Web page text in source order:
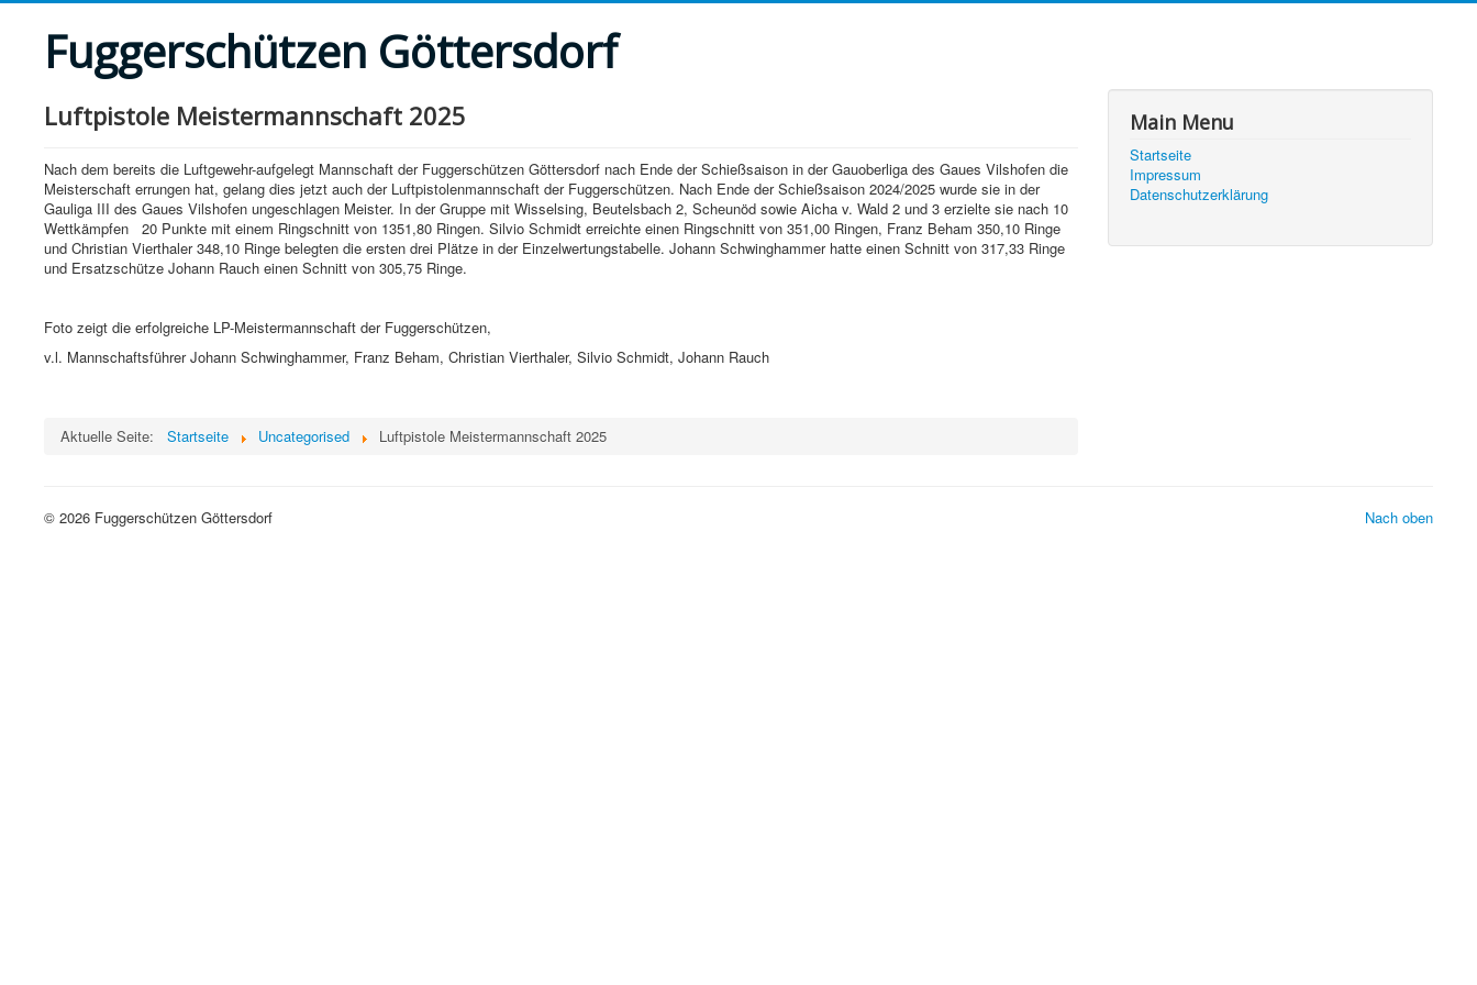
Fuggerschützen Göttersdorf
Luftpistole Meistermannschaft 2025
Nach dem bereits die Luftgewehr-aufgelegt Mannschaft der Fuggerschützen Göttersdorf nach Ende der Schießsaison in der Gauoberliga des Gaues Vilshofen die
Meisterschaft errungen hat, gelang dies jetzt auch der Luftpistolenmannschaft der Fuggerschützen. Nach Ende der Schießsaison 2024/2025 wurde sie in der
Gauliga III des Gaues Vilshofen ungeschlagen Meister. In der Gruppe mit Wisselsing, Beutelsbach 2, Scheunöd sowie Aicha v. Wald 2 und 3 erzielte sie nach 10
Wettkämpfen
20 Punkte mit einem Ringschnitt von 1351,80 Ringen. Silvio Schmidt erreichte einen Ringschnitt von 351,00 Ringen, Franz Beham 350,10 Ringe
und Christian Vierthaler 348,10 Ringe belegten die ersten drei Plätze in der Einzelwertungstabelle. Johann Schwinghammer hatte einen Schnitt von 317,33 Ringe
und Ersatzschütze Johann Rauch einen Schnitt von 305,75 Ringe.
Foto zeigt die erfolgreiche LP-Meistermannschaft der Fuggerschützen,
v.l. Mannschaftsführer Johann Schwinghammer, Franz Beham, Christian Vierthaler, Silvio Schmidt, Johann Rauch
Aktuelle Seite: Startseite Uncategorised Luftpistole Meistermannschaft 2025
Main Menu
Startseite
Impressum
Datenschutzerklärung
Nach oben
© 2026 Fuggerschützen Göttersdorf